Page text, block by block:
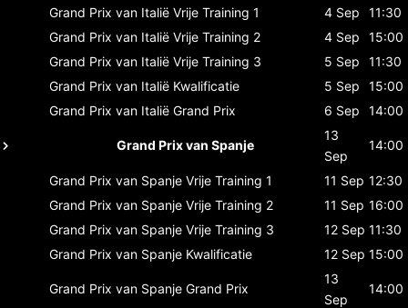
Grand Prix van Italië Vrije Training 1 4 Sep
11:30
Grand Prix van Italië Vrije Training 2 4 Sep
15:00
Grand Prix van Italië Vrije Training 3 5 Sep
11:30
Grand Prix van Italië Kwalificatie 5 Sep
15:00
Grand Prix van Italië Grand Prix 6 Sep 14:00
Grand Prix van Spanje
13
Sep
14:00
Grand Prix van Spanje Vrije Training 1 11 Sep 12:30
Grand Prix van Spanje Vrije Training 2 11 Sep 16:00
Grand Prix van Spanje Vrije Training 3 12 Sep 11:30
Grand Prix van Spanje Kwalificatie 12 Sep 15:00
Grand Prix van Spanje Grand Prix
13
Sep
14:00